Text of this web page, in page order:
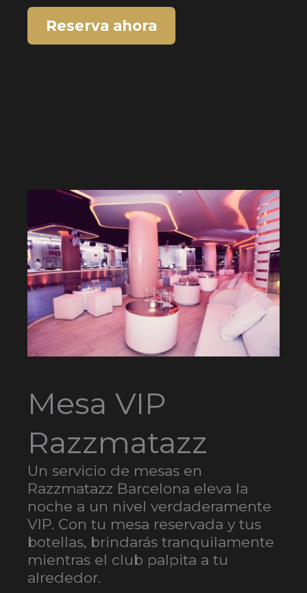
Reserva ahora
Mesa VIP
Razzmatazz
Un servicio de mesas en
Razzmatazz Barcelona eleva la
noche a un nivel verdaderamente
VIP. Con tu mesa reservada y tus
botellas, brindarás tranquilamente
mientras el club palpita a tu
alrededor.